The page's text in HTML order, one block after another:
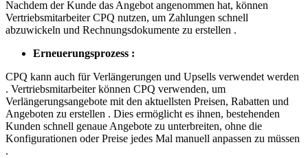
Nachdem der Kunde das Angebot angenommen hat, können
Vertriebsmitarbeiter CPQ nutzen, um Zahlungen schnell
abzuwickeln und Rechnungsdokumente zu erstellen .
Erneuerungsprozess :
CPQ kann auch für Verlängerungen und Upsells verwendet werden
. Vertriebsmitarbeiter können CPQ verwenden, um
Verlängerungsangebote mit den aktuellsten Preisen, Rabatten und
Angeboten zu erstellen . Dies ermöglicht es ihnen, bestehenden
Kunden schnell genaue Angebote zu unterbreiten, ohne die
Konfigurationen oder Preise jedes Mal manuell anpassen zu müssen
.